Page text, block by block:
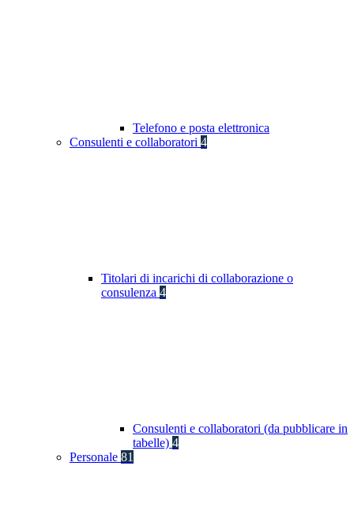
Telefono e posta elettronica
Consulenti e collaboratori 4
Titolari di incarichi di collaborazione o
consulenza 4
Consulenti e collaboratori (da pubblicare in
tabelle) 4
Personale 81